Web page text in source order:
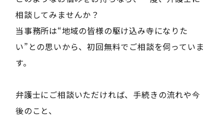
相談してみませんか？
当事務所は“地域の皆様の駆け込み寺になりた
い”との思いから、初回無料でご相談を伺っていま
す。
弁護士にご相談いただければ、手続きの流れや今
後のこと、